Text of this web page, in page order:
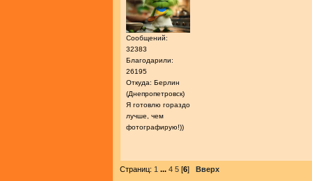
Сообщений:
32383
Благодарили:
26195
Откуда: Берлин
(Днепропетровск)
Я готовлю гораздо
лучше, чем
фотографирую!))
Страниц: 1 ... 4 5 [6] Вверх